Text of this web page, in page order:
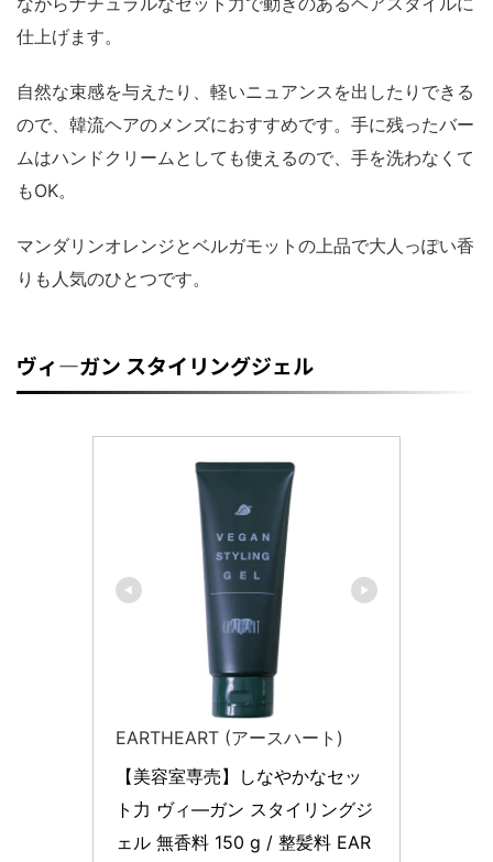
仕上げます。
自然な束感を与えたり、軽いニュアンスを出したりできる
ので、韓流ヘアのメンズにおすすめです。手に残ったバー
ムはハンドクリームとしても使えるので、手を洗わなくて
もOK。
マンダリンオレンジとベルガモットの上品で大人っぽい香
りも人気のひとつです。
ヴィ―ガン スタイリングジェル
EARTHEART (アースハート)
【美容室専売】しなやかなセッ
ト力 ヴィ―ガン スタイリングジ
ェル 無香料 150 g / 整髪料 EAR